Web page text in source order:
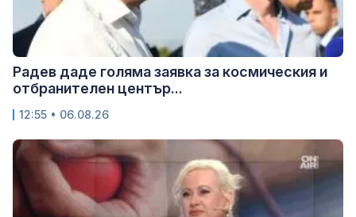
Радев даде голяма заявка за космическия и
отбранителен център...
12:55 • 06.08.26